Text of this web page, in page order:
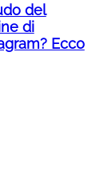
del
di
Ecco